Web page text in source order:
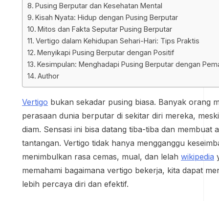
Pusing Berputar dan Kesehatan Mental
Kisah Nyata: Hidup dengan Pusing Berputar
Mitos dan Fakta Seputar Pusing Berputar
Vertigo dalam Kehidupan Sehari-Hari: Tips Praktis
Menyikapi Pusing Berputar dengan Positif
Kesimpulan: Menghadapi Pusing Berputar dengan
Author
Vertigo bukan sekadar pusing biasa. Banyak orang
perasaan dunia berputar di sekitar diri mereka,
diam. Sensasi ini bisa datang tiba-tiba dan membuat
tantangan. Vertigo tidak hanya mengganggu
menimbulkan rasa cemas, mual, dan lelah wikipedia
memahami bagaimana vertigo bekerja, kita dapat
lebih percaya diri dan efektif.